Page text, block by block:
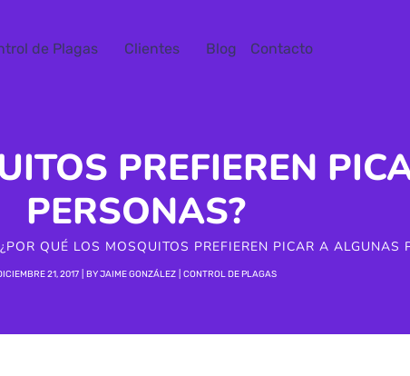
de Plagas Clientes Blog Contacto
PREFIEREN
PERSONAS?
¿POR QUÉ LOS MOSQUITOS PREFIEREN PICAR A ALGUNAS
21, 2017 BYJAIME GONZÁLEZ CONTROL DE PLAGAS